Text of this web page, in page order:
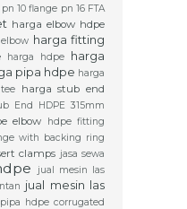
10 flange pn 16 FTA
harga elbow hdpe
harga fitting
harga hdpe
harga
pipa hdpe harga
harga stub end
End HDPE 315mm
elbow
hdpe fitting
with backing ring
clamps jasa sewa
jual mesin las
jual mesin las
hdpe corrugated